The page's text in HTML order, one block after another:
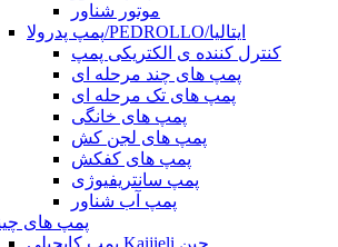
موتور شناور
پمپ پدرولا/PEDROLLO/ایتالیا
کنترل کننده ی الکتریکی پمپ
پمپ های چند مرحله ای
پمپ های تک مرحله ای
پمپ های خانگی
پمپ های لجن کش
پمپ های کفکش
پمپ سانتریفیوژی
پمپ آب شناور
پمپ های
پمپ کایجیلی Kaijieli چین